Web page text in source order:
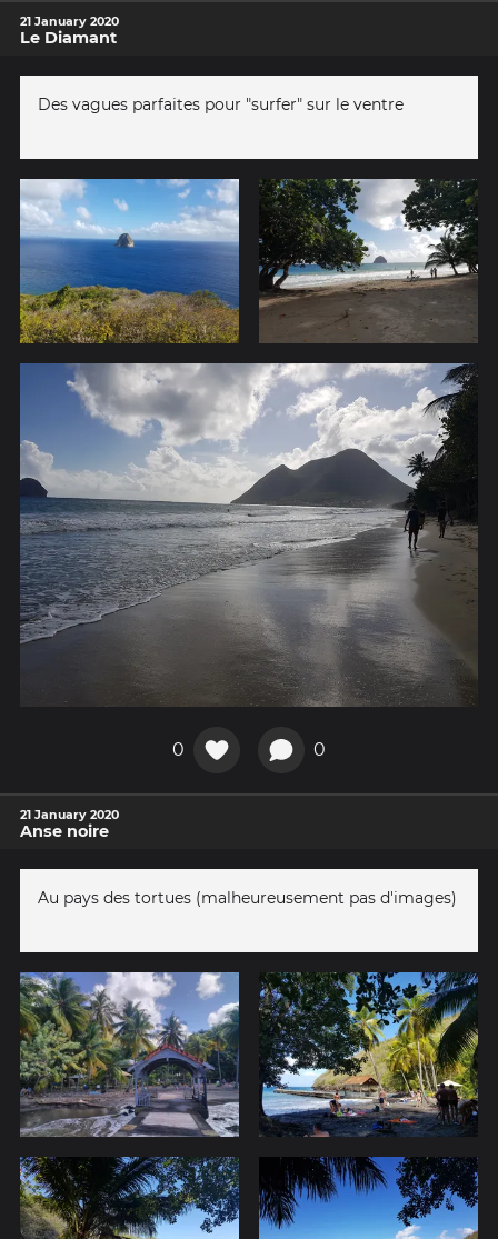
21 January 2020
Le Diamant
Des vagues parfaites pour "surfer" sur le ventre
0 0
21 January 2020
Anse noire
Au pays des tortues (malheureusement pas d'images)